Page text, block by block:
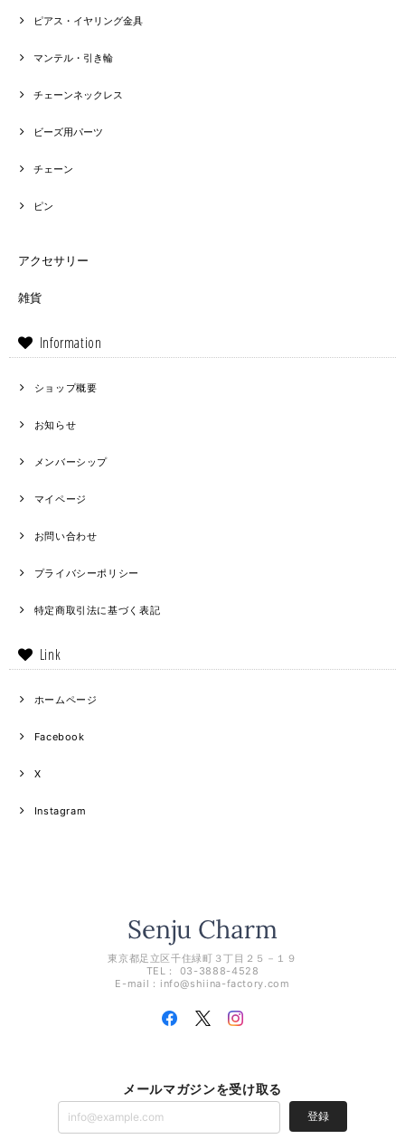
ピアス・イヤリング金具
マンテル・引き輪
チェーンネックレス
ビーズ用パーツ
チェーン
ピン
アクセサリー
雑貨
Information
ショップ概要
お知らせ
メンバーシップ
マイページ
お問い合わせ
プライバシーポリシー
特定商取引法に基づく表記
Link
ホームページ
Facebook
X
Instagram
東京都足立区千住緑町３丁目２５－１９
TEL： 03-3888-4528
E-mail： info@shiina-factory.com
メールマガジンを受け取る
登録